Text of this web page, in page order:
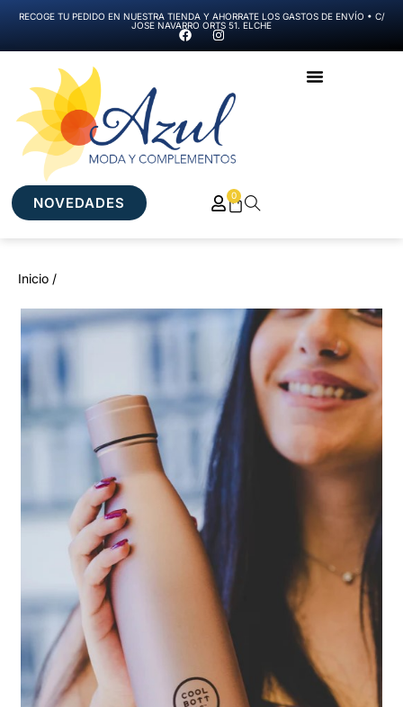
RECOGE TU PEDIDO EN NUESTRA TIENDA Y AHORRATE LOS GASTOS DE ENVÍO • C/
JOSE NAVARRO ORTS 51. ELCHE
NOVEDADES 0
Inicio /